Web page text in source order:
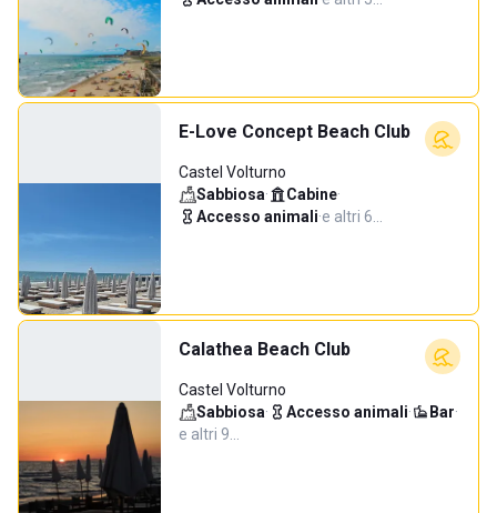
E-Love Concept Beach Club
Castel Volturno
Sabbiosa· Cabine·
Accesso animali·e altri 6…
Calathea Beach Club
Castel Volturno
Sabbiosa· Accesso animali· Bar·
e altri 9…